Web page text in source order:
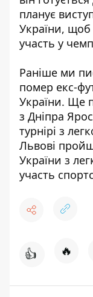
планує
України, щоб
участь у
Раніше ми
помер екс-
України. Ще
з Дніпра
турнірі з
Львові
України з
участь
👍 🔥